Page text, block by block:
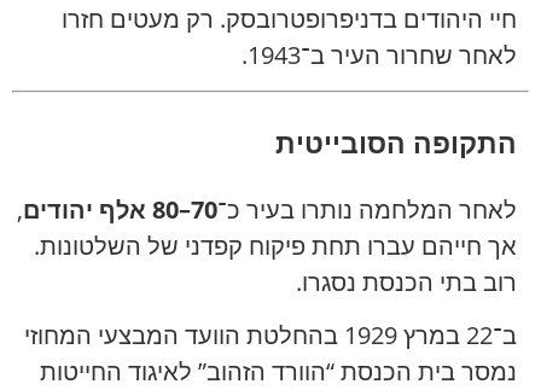
חיי היהודים בדניפרופטרובסק. רק מעטים חזרו
לאחר שחרור העיר ב־1943.
התקופה הסובייטית
לאחר המלחמה נותרו בעיר כ־70–80 אלף יהודים
,
אך חייהם עברו תחת פיקוח קפדני של השלטונות.
רוב בתי הכנסת נסגרו.
ב־22 במרץ 1929 בהחלטת הוועד המבצעי המחוזי
נמסר בית הכנסת “הוורד הזהוב” לאיגוד החייטות